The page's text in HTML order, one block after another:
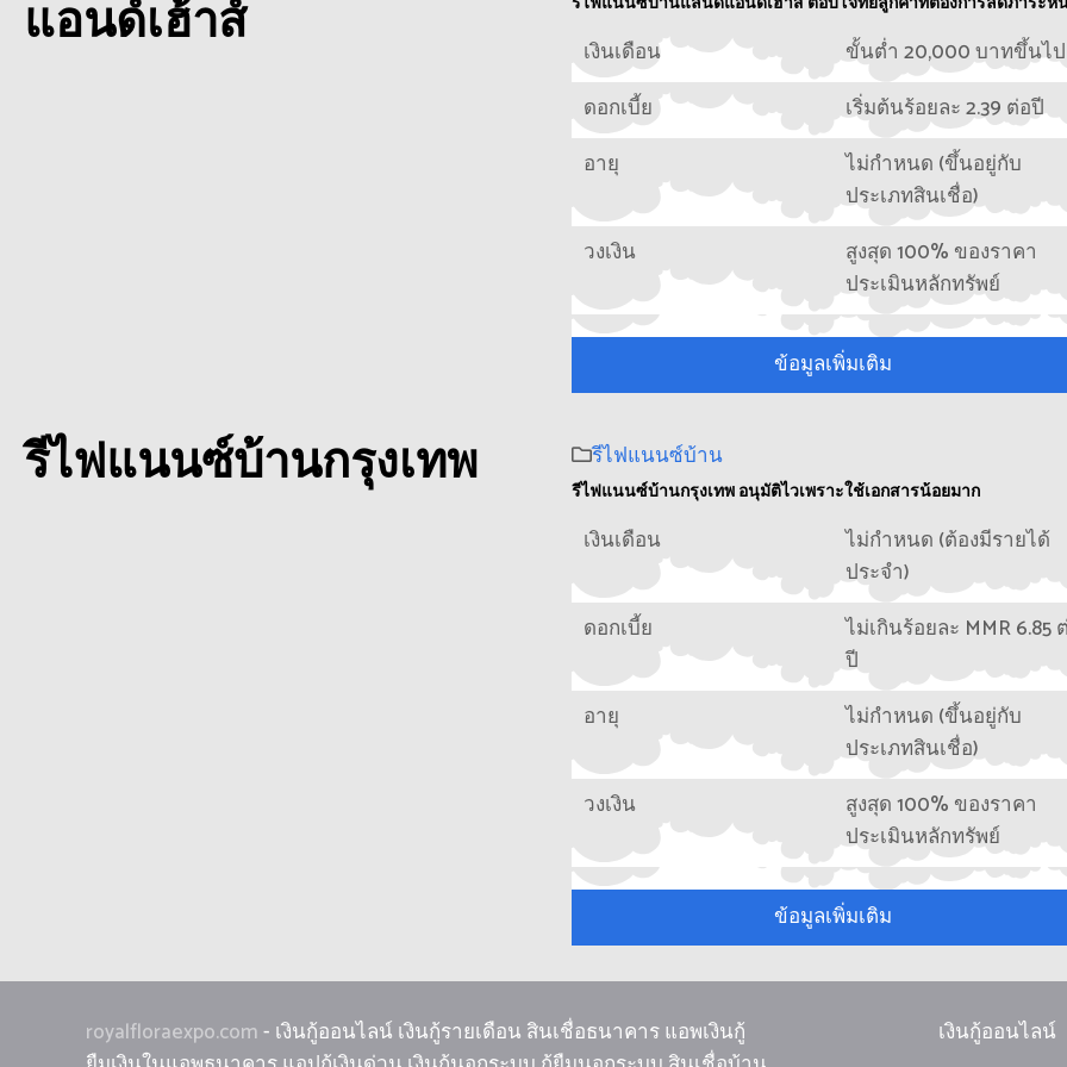
แอนด์เฮ้าส์ เงินเดือน
ขั้นต่ำ 20,000 บาทขึ้นไป
ดอกเบี้ย
เริ่มต้นร้อยละ 2.39 ต่อปี
อายุ
ไม่กำหนด (ขึ้นอยู่กับ
ประเภทสินเชื่อ)
วงเงิน
สูงสุด 100% ของราคา
ประเมินหลักทรัพย์
ข้อมูลเพิ่มเติม
รีไฟแนนซ์บ้านกรุงเทพ รีไฟแนนซ์บ้าน
รีไฟแนนซ์บ้านกรุงเทพ อนุมัติไวเพราะใช้เอกสารน้อยมาก
เงินเดือน
ไม่กำหนด (ต้องมีรายได้
ประจำ)
ดอกเบี้ย
ไม่เกินร้อยละ MMR 6.85
ปี
อายุ
ไม่กำหนด (ขึ้นอยู่กับ
ประเภทสินเชื่อ)
วงเงิน
สูงสุด 100% ของราคา
ประเมินหลักทรัพย์
ข้อมูลเพิ่มเติม
royalfloraexpo.com- เงินกู้ออนไลน์ เงินกู้รายเดือน สินเชื่อธนาคาร แอพเงินกู้
เงินกู้ออนไลน์